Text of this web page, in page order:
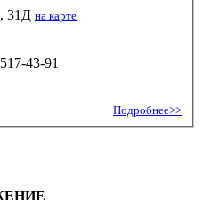
31Д на карте
43-91
Подробнее>>